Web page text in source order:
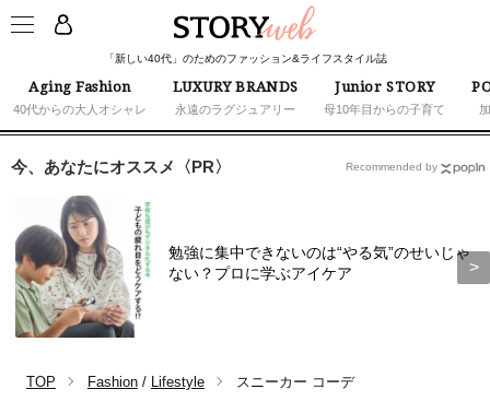
「新しい40代」のためのファッション&ライフスタイル誌
Aging Fashion
40代からの大人オシャレ
LUXURY BRANDS
永遠のラグジュアリー
Junior STORY
母10年目からの子育て
今、あなたにオススメ〈PR〉
勉強に集中できないのは“やる気”のせいじゃ
ない？プロに学ぶアイケア
Recommended by
TOP Fashion/ Lifestyle スニーカー コーデ